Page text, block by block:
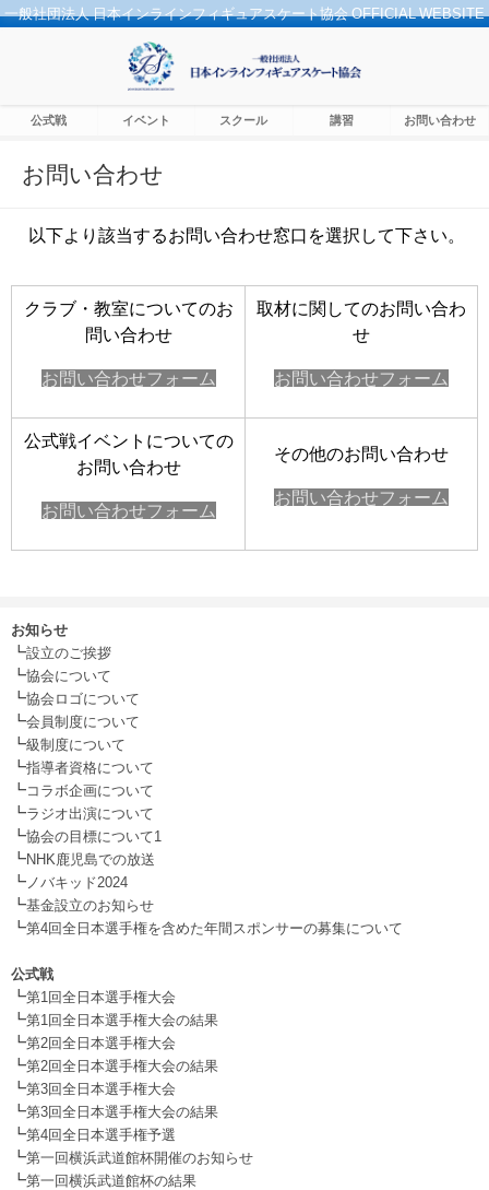
一般社団法人 日本インラインフィギュアスケート協会 OFFICIAL WEBSITE
公式戦 イベント スクール 講習 お問い合わせ
お問い合わせ
以下より該当するお問い合わせ窓口を選択して下さい。
クラブ・教室についてのお
問い合わせ
お問い合わせフォーム
取材に関してのお問い合わ
せ
お問い合わせフォーム
公式戦イベントについての
お問い合わせ
お問い合わせフォーム
その他のお問い合わせ
お問い合わせフォーム
お知らせ
┗設立のご挨拶
┗協会について
┗協会ロゴについて
┗会員制度について
┗級制度について
┗指導者資格について
┗コラボ企画について
┗ラジオ出演について
┗協会の目標について1
┗NHK鹿児島での放送
┗ ノバキッド2024
┗基金設立のお知らせ
┗第4回全日本選手権を含めた年間スポンサーの募集について
公式戦
┗第1回全日本選手権大会
┗第1回全日本選手権大会の結果
┗第2回全日本選手権大会
┗第2回全日本選手権大会の結果
┗第3回全日本選手権大会
┗第3回全日本選手権大会の結果
┗第4回全日本選手権予選
┗第一回横浜武道館杯開催のお知らせ
┗第一回横浜武道館杯の結果